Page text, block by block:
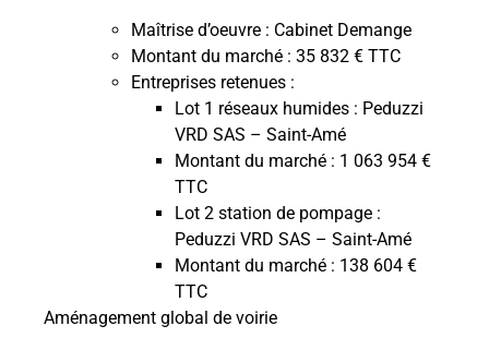
Maîtrise d’oeuvre : Cabinet Demange
Montant du marché : 35 832 € TTC
Entreprises retenues :
Lot 1 réseaux humides : Peduzzi
VRD SAS – Saint-Amé
Montant du marché : 1 063 954 €
TTC
Lot 2 station de pompage :
Peduzzi VRD SAS – Saint-Amé
Montant du marché : 138 604 €
TTC
Aménagement global de voirie